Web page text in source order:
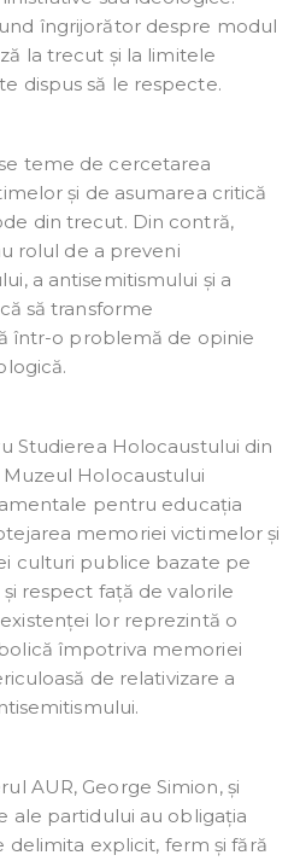
îngrijorător despre modul
la trecut și la limitele
dispus să le respecte.
teme de cercetarea
și de asumarea critică
din trecut. Din contră,
rolul de a preveni
a antisemitismului și a
să transforme
într-o problemă de opinie
Studierea Holocaustului din
Muzeul Holocaustului
pentru educația
memoriei victimelor și
culturi publice bazate pe
respect față de valorile
lor reprezintă o
împotriva memoriei
de relativizare a
AUR, George Simion, și
ale partidului au obligația
delimita explicit, ferm și fără